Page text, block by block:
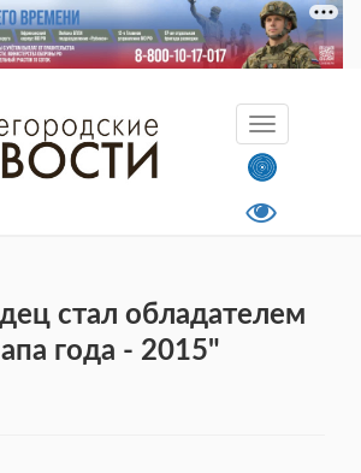
стал обладателем
года - 2015"